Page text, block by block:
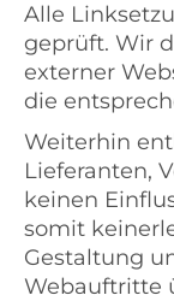
Alle
geprüft. Wir
externer
die
Weiterhin
Lieferanten,
keinen
somit
Gestaltung
Webauftritte